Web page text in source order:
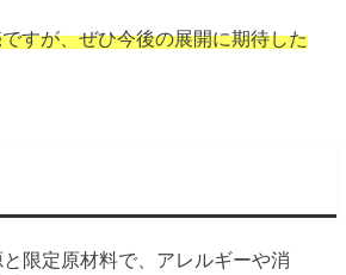
すが、ぜひ今後の展開に期待した
限定原材料で、アレルギーや消